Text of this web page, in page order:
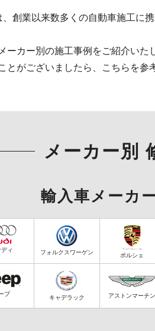
創業以来数多くの自動車施工に携
カー別の施工事例をご紹介いた
がございましたら、こちらを参
メーカー別
輸入車メーカ
ィ フォルクスワーゲン ポルシェ
プ キャデラック アストンマーチン